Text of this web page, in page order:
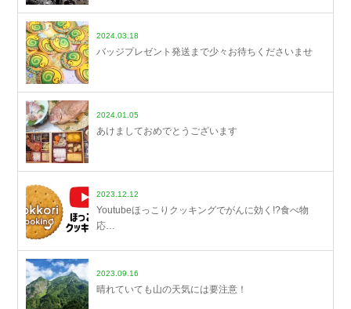
2024.03.18
バッジプレゼント発送まで少々お待ちくださいませ
2024.01.05
あけましておめでとうございます
2023.12.12
Youtubeほっこりクッキングでがんに効く!?食べ物
応…
2023.09.16
晴れていても山の天気には要注意！